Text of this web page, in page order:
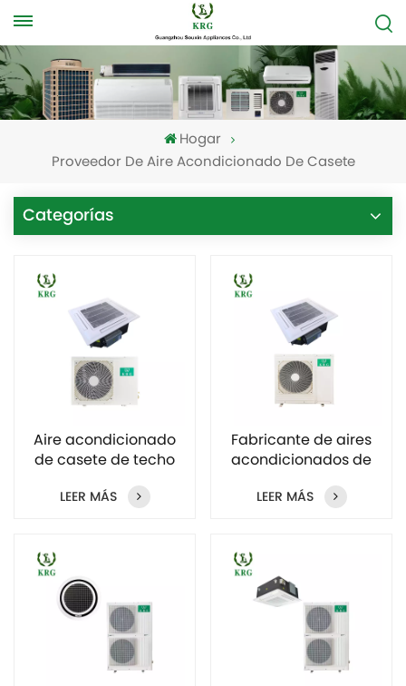
Hogar
Proveedor De Aire Acondicionado De Casete
Categorías
Aire acondicionado
de casete de techo
de 18k y 24k BTU al por
mayor
LEER MÁS
Fabricante de aires
acondicionados de
casete de techo de 3
toneladas
LEER MÁS